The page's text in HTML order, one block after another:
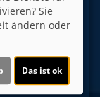
brechen
Wüste
in ihrem
Sie
ändern oder
Das ist ok